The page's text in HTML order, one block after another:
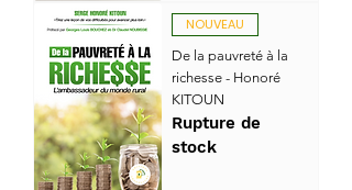
NOUVEAU
De la pauvreté à la
richesse - Honoré
KITOUN
Rupture de
stock